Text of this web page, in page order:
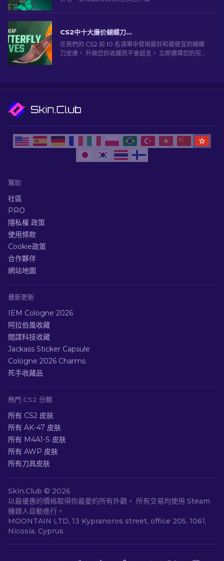
CS2中十大廉价蝴蝶刀外观 [2026]
在我們的 CS2 前 10 名清單中發現最好和最便宜的蝴蝶
刀皮膚。 升級您的收藏而不會超支。 立即選擇您的完美
幫助
社區
PRO
隱私權 政策
使用條款
Cookie政策
合作夥伴
網站地圖
最新更新
IEM Cologne 2026
阿拉伯風收藏
間諜科技收藏
Jackass Sticker Capsule
Cologne 2026 Charms
死手收藏品
熱門 CS2 分類
所有 CS2 皮肤
所有 AK-47 皮肤
所有 M4A1-S 皮肤
所有 AWP 皮肤
所有刀具皮肤
Skin.Club © 2026
以最優惠的價格取得你最愛的所有外觀。 所有交易均使用 Steam
機器人自動進行。
MOONTAIN LTD, 13 Kypranoros street, office 205, 1061,
Nicosia, Cyprus